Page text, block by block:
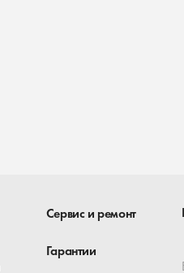
Сервис и ремонт
Гарантии